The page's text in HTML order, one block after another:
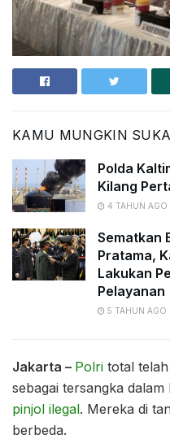
KAMU MUNGKIN SUKA
Polda
Kilang
4 TAHUN AGO
Sematkan
Pratama,
Lakukan
Pelayanan
5 TAHUN AGO
Jakarta – Polri total
sebagai tersangka
pinjol ilegal. Mereka di
berbeda.